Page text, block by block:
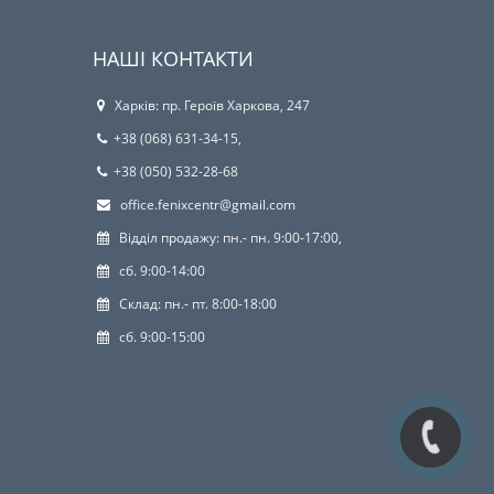
НАШІ КОНТАКТИ
Харків: пр. Героїв Харкова, 247
+38 (068) 631-34-15,
+38 (050) 532-28-68
office.fenixcentr@gmail.com
Відділ продажу: пн.- пн. 9:00-17:00,
сб. 9:00-14:00
Склад: пн.- пт. 8:00-18:00
сб. 9:00-15:00